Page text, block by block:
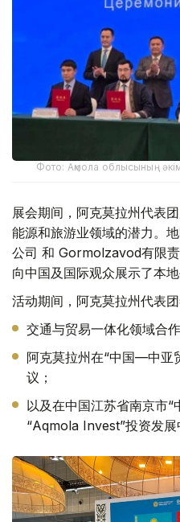
Фото: Ақмола облысының
展会期间，阿克莫拉州代表
能源和旅游业领域的潜力。
公司 和 Gormolzavod有限
向中国及国际观众展示了本地
活动期间，阿克莫拉州代表
交通与贸易一体化领域合作
阿克莫拉州在“中国—中亚
议；
以及在中国江苏省南京市“
“Aqmola Invest”投资发展